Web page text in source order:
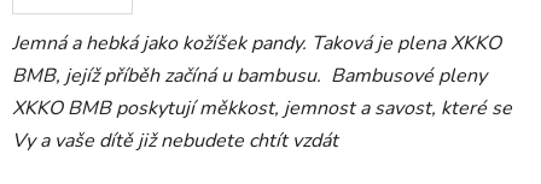
Jemná a hebká jako kožíšek pandy. Taková je plena XKKO
BMB, jejíž příběh začíná u bambusu. Bambusové pleny
XKKO BMB poskytují měkkost, jemnost a savost, které se
Vy a vaše dítě již nebudete chtít vzdát